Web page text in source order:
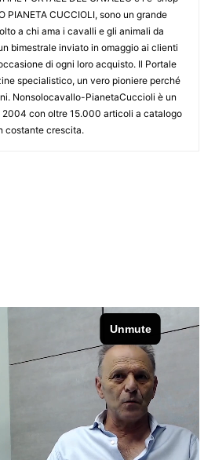
PIANETA CUCCIOLI, sono un grande
a chi ama i cavalli e gli animali da
bimestrale inviato in omaggio ai clienti
di ogni loro acquisto. Il Portale
specialistico, un vero pioniere perché
Nonsolocavallo-PianetaCuccioli è un
con oltre 15.000 articoli a catalogo
costante crescita.